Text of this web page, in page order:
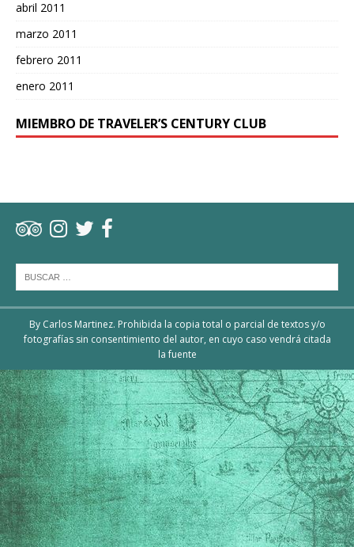
abril 2011
marzo 2011
febrero 2011
enero 2011
MIEMBRO DE TRAVELER’S CENTURY CLUB
By Carlos Martinez. Prohibida la copia total o parcial de textos y/o
fotografías sin consentimiento del autor, en cuyo caso vendrá citada
la fuente